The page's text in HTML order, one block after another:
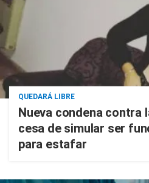
QUEDARÁ LIBRE
Nueva condena contra
cesa de simular ser
para estafar